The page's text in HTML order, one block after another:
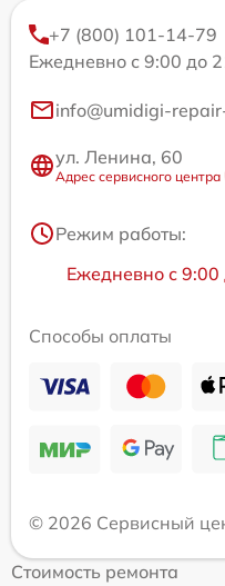
+7 (800) 101-14-79
Ежедневно с 9:00 до
info@umidigi-
ул. Ленина, 60
Адрес сервисного центра
Режим работы:
Ежедневно с 9:00
Способы оплаты
© 2026 Сервисный
Стоимость ремонта